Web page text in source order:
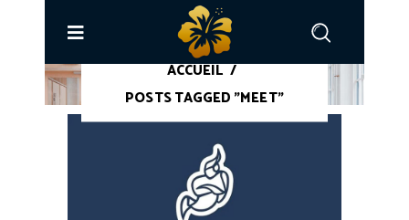
ACCUEIL /
POSTS TAGGED "MEET"